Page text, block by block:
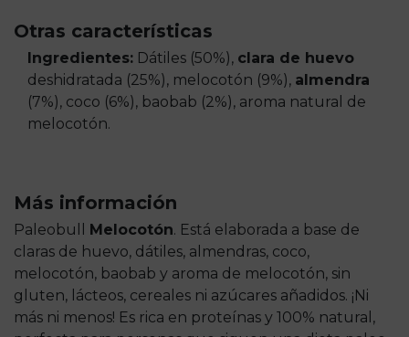
Otras características
Ingredientes: Dátiles (50%), clara de huevo
deshidratada (25%), melocotón (9%), almendra
(7%), coco (6%), baobab (2%), aroma natural de
melocotón.
Más información
Paleobull Melocotón. Está elaborada a base de
claras de huevo, dátiles, almendras, coco,
melocotón, baobab y aroma de melocotón, sin
gluten, lácteos, cereales ni azúcares añadidos. ¡Ni
más ni menos! Es rica en proteínas y 100% natural,